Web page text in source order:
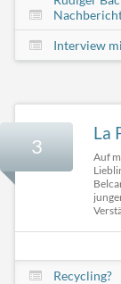
Interview
3
La
Auf
Recycling?